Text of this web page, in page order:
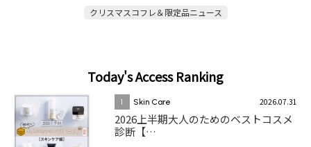
クリスマスコフレ＆限定品ニュース
Today's Access Ranking
1 Skin Care 2026.07.31
2026上半期大人のためのベストコスメ
診断【…